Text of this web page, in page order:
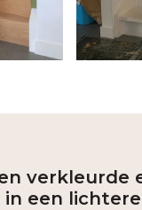
verkleurde
in een